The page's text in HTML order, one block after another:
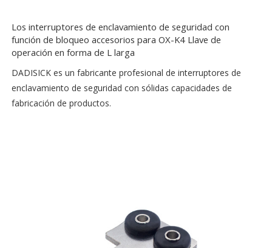
Los interruptores de enclavamiento de seguridad con
función de bloqueo accesorios para OX-K4 Llave de
operación en forma de L larga
DADISICK es un fabricante profesional de interruptores de
enclavamiento de seguridad con sólidas capacidades de
fabricación de productos.